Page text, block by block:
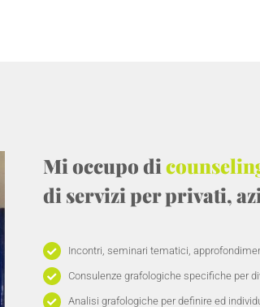
Mi occupo di
di servizi per privati,
Incontri, seminari tematici,
Consulenze grafologiche specifiche per
Analisi grafologiche per definire ed